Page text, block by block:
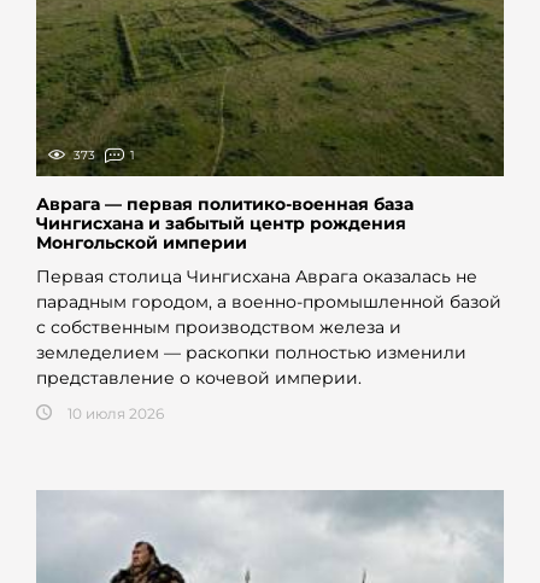
373 1
Аврага — первая политико-военная база
Чингисхана и забытый центр рождения
Монгольской империи
Первая столица Чингисхана Аврага оказалась не
парадным городом, а военно-промышленной базой
с собственным производством железа и
земледелием — раскопки полностью изменили
представление о кочевой империи.
10 июля 2026